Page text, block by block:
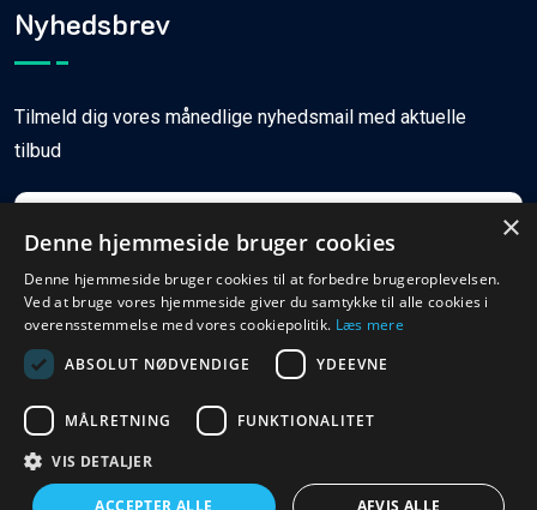
Nyhedsbrev
Tilmeld dig vores månedlige nyhedsmail med aktuelle
tilbud
Tilmeld
© Copyright Ferieboligweb.dk
×
Denne hjemmeside bruger cookies
Denne hjemmeside bruger cookies til at forbedre brugeroplevelsen.
Ved at bruge vores hjemmeside giver du samtykke til alle cookies i
overensstemmelse med vores cookiepolitik. Læs mere
ABSOLUT NØDVENDIGE
YDEEVNE
MÅLRETNING FUNKTIONALITET
VIS DETALJER
ACCEPTER ALLE AFVIS ALLE